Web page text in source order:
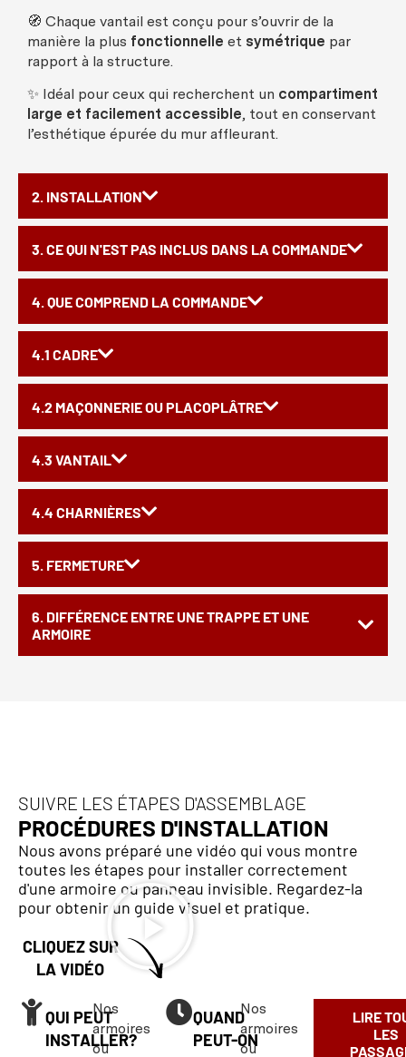
2. INSTALLATION
3. CE QUI N'EST PAS INCLUS DANS LA COMMANDE
4. QUE COMPREND LA COMMANDE
4.1 CADRE
4.2 MAÇONNERIE OU PLACOPLÂTRE
4.3 VANTAIL
4.4 CHARNIÈRES
5. FERMETURE
6. DIFFÉRENCE ENTRE UNE TRAPPE ET UNE
ARMOIRE
🧭 Chaque vantail est conçu pour s’ouvrir de la
manière la plus fonctionnelle et symétrique par
rapport à la structure.
✨ Idéal pour ceux qui recherchent un compartiment
large et facilement accessible, tout en conservant
l’esthétique épurée du mur affleurant.
SUIVRE LES ÉTAPES D'ASSEMBLAGE
PROCÉDURES D'INSTALLATION
Nous avons préparé une vidéo qui vous montre
toutes les étapes pour installer correctement
d'une armoire ou panneau invisible. Regardez-la
pour obtenir un guide visuel et pratique.
CLIQUEZ SUR
LA VIDÉO
QUI PEUT
INSTALLER?
Nos
armoires
ou
QUAND
PEUT-ON
Nos
armoires
ou
LIRE
LES